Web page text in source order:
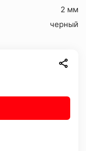
2 мм
черный